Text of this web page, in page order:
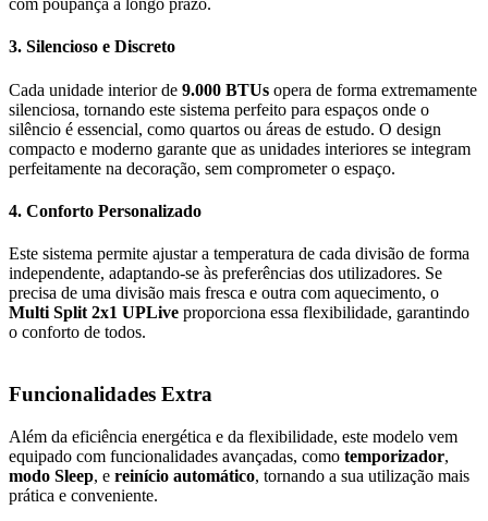
com poupança a longo prazo.
3. Silencioso e Discreto
Cada unidade interior de 9.000 BTUs opera de forma extremamente
silenciosa, tornando este sistema perfeito para espaços onde o
silêncio é essencial, como quartos ou áreas de estudo. O design
compacto e moderno garante que as unidades interiores se integram
perfeitamente na decoração, sem comprometer o espaço.
4. Conforto Personalizado
Este sistema permite ajustar a temperatura de cada divisão de forma
independente, adaptando-se às preferências dos utilizadores. Se
precisa de uma divisão mais fresca e outra com aquecimento, o
Multi Split 2x1 UPLive proporciona essa flexibilidade, garantindo
o conforto de todos.
Funcionalidades Extra
Além da eficiência energética e da flexibilidade, este modelo vem
equipado com funcionalidades avançadas, como temporizador,
modo Sleep, e reinício automático, tornando a sua utilização mais
prática e conveniente.